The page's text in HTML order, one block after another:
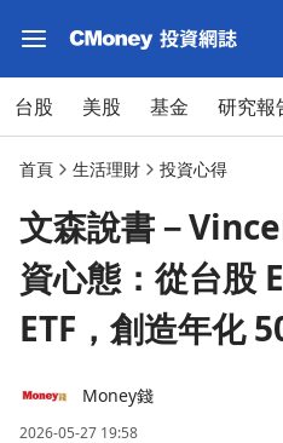
台股 美股 基金 研究報
首頁 生活理財 投資心得
文森說書－
資心態：從台股
ETF，創造年化
Money錢
2026-05-27 19:58